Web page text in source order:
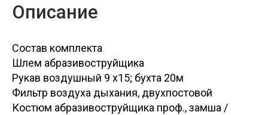
Описание
Состав комплекта
Шлем абразивоструйщика
Рукав воздушный 9 x15; бухта 20м
Фильтр воздуха дыхания, двухпостовой
Костюм абразивоструйщика проф., замша /